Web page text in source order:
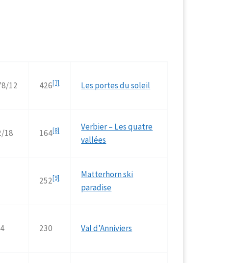
12 426[7] Les portes du soleil
18 164[8]
Verbier – Les quatre
vallées
252[9]
Matterhorn ski
paradise
230 Val d’Anniviers